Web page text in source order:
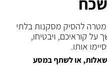
להסיק מסקנות בלתי
על קוראיכם, ויבטיחו,
אותו.
שאלות, או לשתף במסע